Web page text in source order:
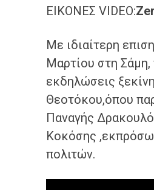
ΕΙΚΟΝΕΣ VIDEO:
Με ιδιαίτερη
Μαρτίου στη Σάμη,
εκδηλώσεις
Θεοτόκου,όπου
Παναγής
Κοκόσης
πολιτών.